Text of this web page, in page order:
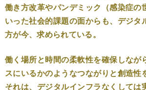
働き方改革やパンデミック（感染症の
いった社会的課題の面からも、デジタ
方が今、求められている。
働く場所と時間の柔軟性を確保しなが
スにいるかのようなつながりと創造性
それは、デジタルインフラなくしては